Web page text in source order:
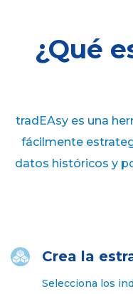
¿Qué
tradEAsy es una
fácilmente
datos históricos y
Crea la
Selecciona los